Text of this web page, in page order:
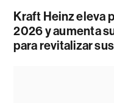
Kraft Heinz eleva
2026 y aumenta
para revitalizar